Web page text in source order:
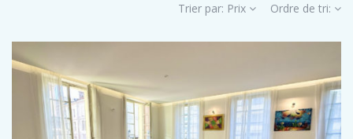
Trier par: Prix Ordre de tri: